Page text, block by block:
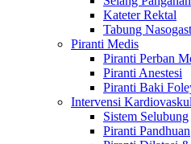
Kateter Rektal
Tabung
Piranti Medis
Piranti Perban
Piranti Anestesi
Piranti Baki
Intervensi
Sistem Selubung
Piranti Pandhuan